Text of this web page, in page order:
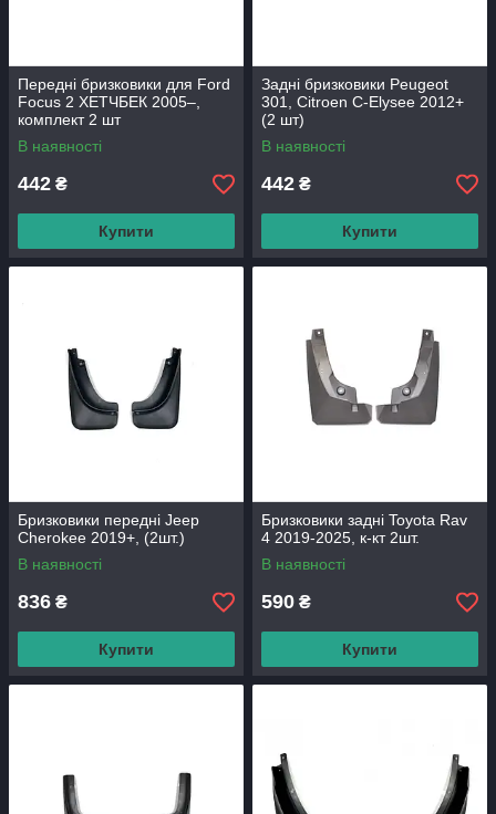
Передні бризковики для Ford
Focus 2 ХЕТЧБЕК 2005–,
комплект 2 шт
В наявності
442 ₴
Купити
Задні бризковики Peugeot
301, Citroen C-Elysee 2012+
(2 шт)
В наявності
442 ₴
Купити
Бризковики передні Jeep
Cherokee 2019+, (2шт.)
В наявності
836 ₴
Купити
Бризковики задні Toyota Rav
4 2019-2025, к-кт 2шт.
В наявності
590 ₴
Купити